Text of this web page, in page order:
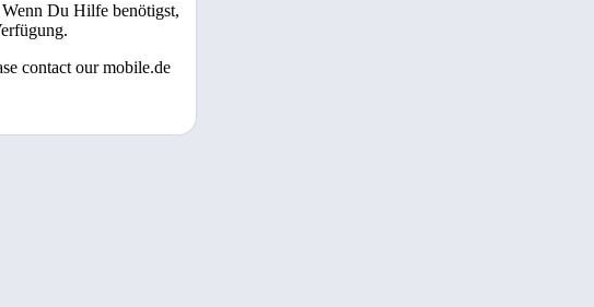
Du Hilfe benötigst,
contact our mobile.de